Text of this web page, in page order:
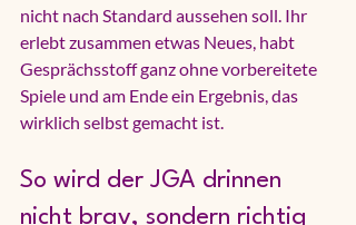
nicht nach Standard aussehen soll. Ihr
erlebt zusammen etwas Neues, habt
Gesprächsstoff ganz ohne vorbereitete
Spiele und am Ende ein Ergebnis, das
wirklich selbst gemacht ist.
So wird der JGA drinnen
nicht brav, sondern richtig